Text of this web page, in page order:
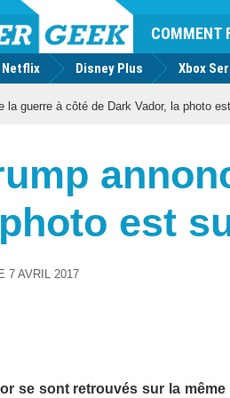
COMMENT
Disney Plus Xbox
la guerre à côté de Dark Vador, la photo
est
7 AVRIL 2017
se sont retrouvés sur la